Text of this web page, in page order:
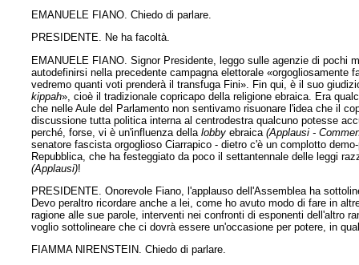
EMANUELE FIANO. Chiedo di parlare.
PRESIDENTE. Ne ha facoltà.
EMANUELE FIANO. Signor Presidente, leggo sulle agenzie di pochi
autodefinirsi nella precedente campagna elettorale
vedremo quanti voti prenderà il transfuga Fini». Fin qui, è il suo
kippah», cioè il tradizionale copricapo della religione ebraica. Era
che nelle Aule del Parlamento non sentivamo risuonare l'idea che il
discussione tutta politica interna al centrodestra qualcuno potesse
perché, forse, vi è un'influenza dellalobby ebraica(Applausi -
senatore fascista orgoglioso Ciarrapico - dietro c'è un complotto
Repubblica, che ha festeggiato da poco il settantennale delle leggi
(Applausi)!
PRESIDENTE. Onorevole Fiano, l'applauso dell'Assemblea ha
Devo peraltro ricordare anche a lei, come ho avuto modo di fare in
ragione alle sue parole, interventi nei confronti di esponenti dell'altro
voglio sottolineare che ci dovrà essere un'occasione per potere, in
FIAMMA NIRENSTEIN. Chiedo di parlare.